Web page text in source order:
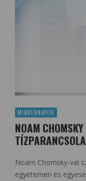
MINDENNAPOK
NOAM
Noam Chomsky-val
egyetemen és